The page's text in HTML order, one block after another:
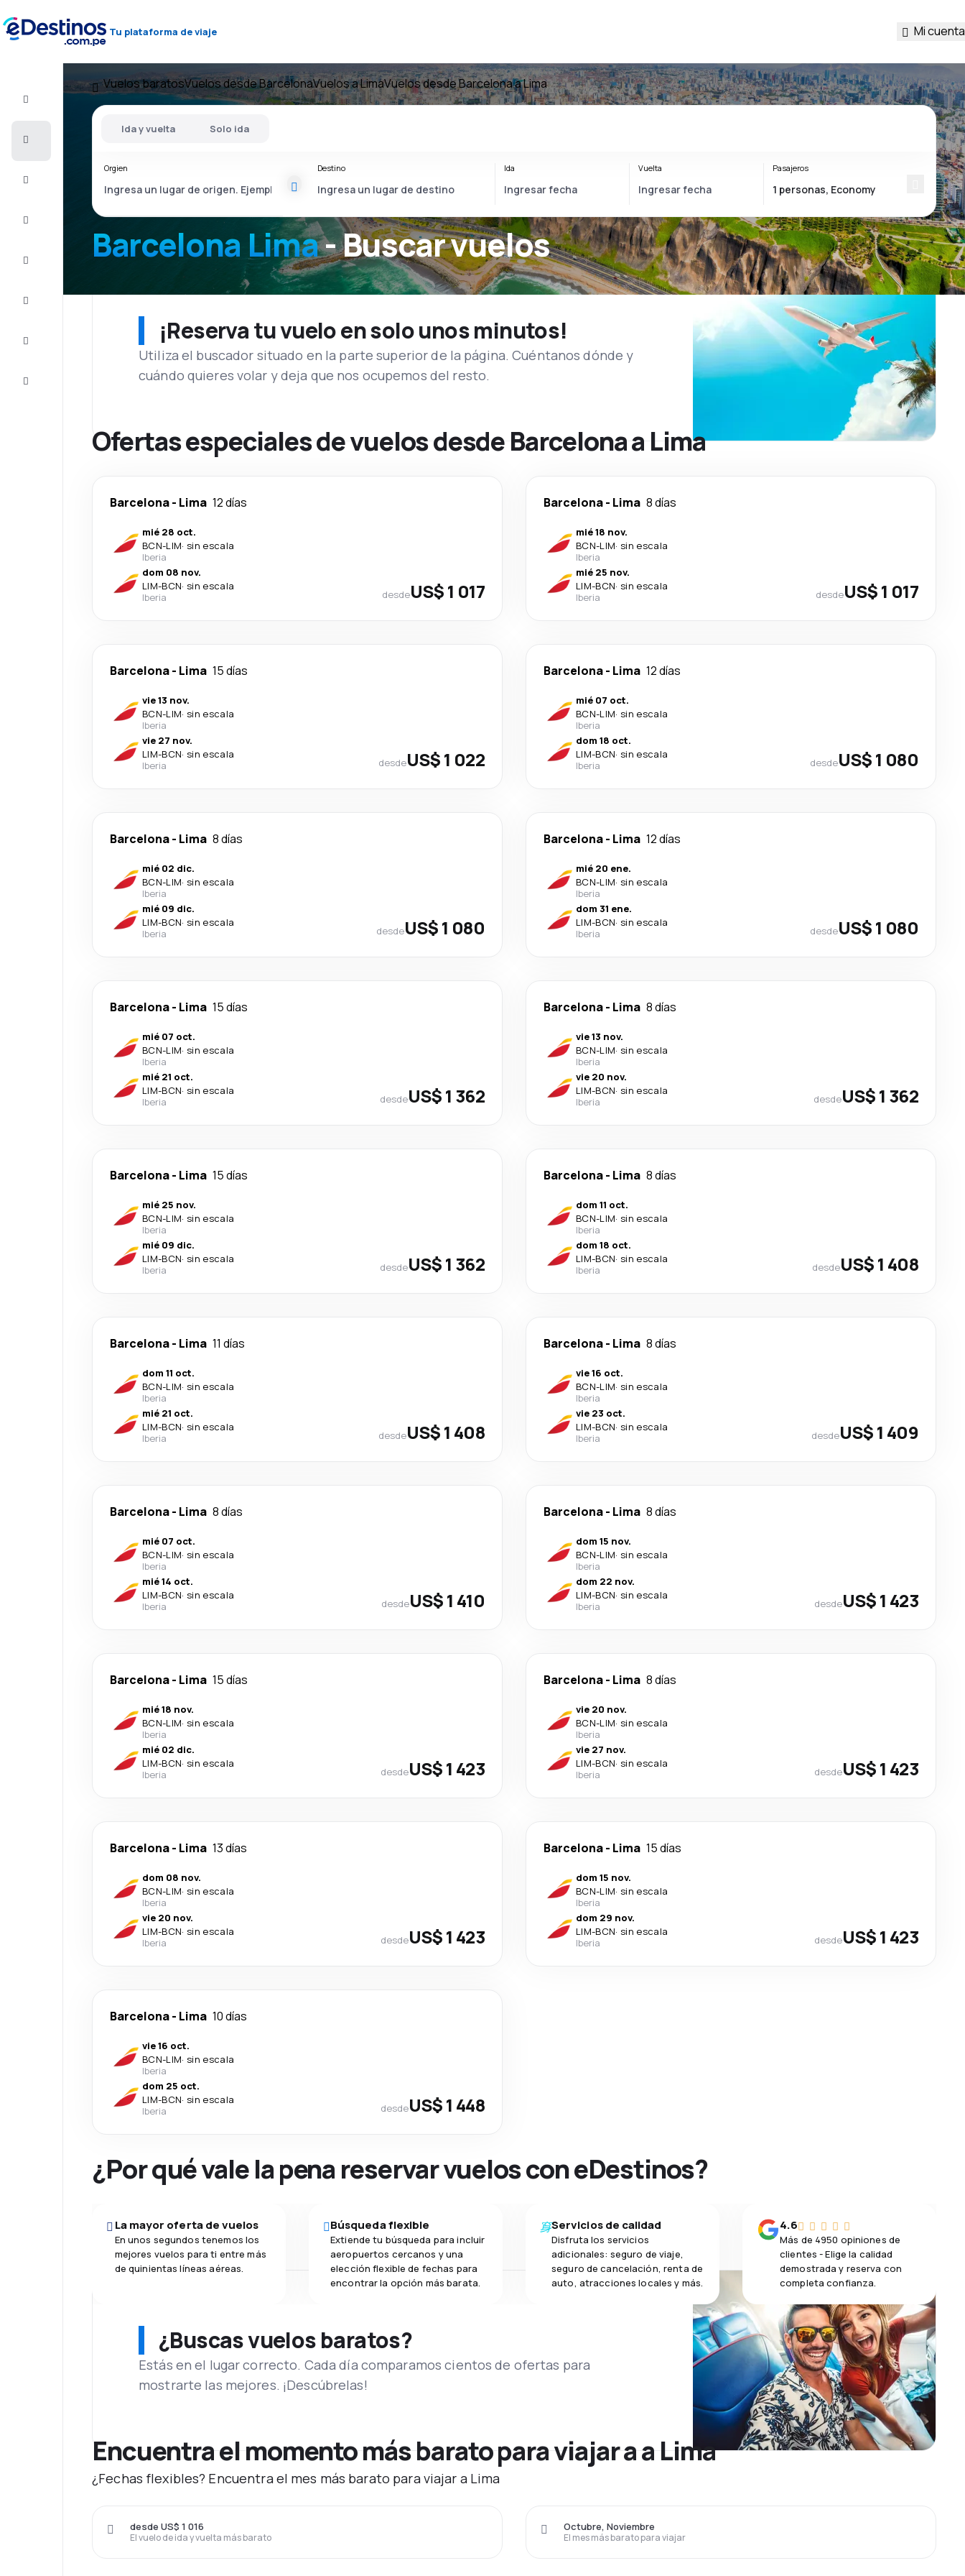
Tu plataforma de viaje Mi cuenta
Completa
Vuelos baratosVuelos desde BarcelonaVuelos a LimaVuelos desde Barcelona a Lima
Barcelona Lima- Buscar vuelos
Ida y vuelta Solo ida
Orgien Destino Ida Vuelta Pasajeros
¡Reserva tu vuelo en solo unos minutos!
Utiliza el buscador situado en la parte superior de la página. Cuéntanos dónde y
cuándo quieres volar y deja que nos ocupemos del resto.
Ofertas especiales de vuelos desde Barcelona a Lima
Barcelona- Lima 12 días
mié 28 oct.
BCN-LIM· sin escala
Iberia
dom 08 nov.
LIM-BCN· sin escala
Iberia
desdeUS$ 1 017
Barcelona- Lima 8 días
mié 18 nov.
BCN-LIM· sin escala
Iberia
mié 25 nov.
LIM-BCN· sin escala
Iberia
desdeUS$ 1 017
Barcelona- Lima 15 días
vie 13 nov.
BCN-LIM· sin escala
Iberia
vie 27 nov.
LIM-BCN· sin escala
Iberia
desdeUS$ 1 022
Barcelona- Lima 12 días
mié 07 oct.
BCN-LIM· sin escala
Iberia
dom 18 oct.
LIM-BCN· sin escala
Iberia
desdeUS$ 1 080
Barcelona- Lima 8 días
mié 02 dic.
BCN-LIM· sin escala
Iberia
mié 09 dic.
LIM-BCN· sin escala
Iberia
desdeUS$ 1 080
Barcelona- Lima 12 días
mié 20 ene.
BCN-LIM· sin escala
Iberia
dom 31 ene.
LIM-BCN· sin escala
Iberia
desdeUS$ 1 080
Barcelona- Lima 15 días
mié 07 oct.
BCN-LIM· sin escala
Iberia
mié 21 oct.
LIM-BCN· sin escala
Iberia
desdeUS$ 1 362
Barcelona- Lima 8 días
vie 13 nov.
BCN-LIM· sin escala
Iberia
vie 20 nov.
LIM-BCN· sin escala
Iberia
desdeUS$ 1 362
Barcelona- Lima 15 días
mié 25 nov.
BCN-LIM· sin escala
Iberia
mié 09 dic.
LIM-BCN· sin escala
Iberia
desdeUS$ 1 362
Barcelona- Lima 8 días
dom 11 oct.
BCN-LIM· sin escala
Iberia
dom 18 oct.
LIM-BCN· sin escala
Iberia
desdeUS$ 1 408
Barcelona- Lima 11 días
dom 11 oct.
BCN-LIM· sin escala
Iberia
mié 21 oct.
LIM-BCN· sin escala
Iberia
desdeUS$ 1 408
Barcelona- Lima 8 días
vie 16 oct.
BCN-LIM· sin escala
Iberia
vie 23 oct.
LIM-BCN· sin escala
Iberia
desdeUS$ 1 409
Barcelona- Lima 8 días
mié 07 oct.
BCN-LIM· sin escala
Iberia
mié 14 oct.
LIM-BCN· sin escala
Iberia
desdeUS$ 1 410
Barcelona- Lima 8 días
dom 15 nov.
BCN-LIM· sin escala
Iberia
dom 22 nov.
LIM-BCN· sin escala
Iberia
desdeUS$ 1 423
Barcelona- Lima 15 días
mié 18 nov.
BCN-LIM· sin escala
Iberia
mié 02 dic.
LIM-BCN· sin escala
Iberia
desdeUS$ 1 423
Barcelona- Lima 8 días
vie 20 nov.
BCN-LIM· sin escala
Iberia
vie 27 nov.
LIM-BCN· sin escala
Iberia
desdeUS$ 1 423
Barcelona- Lima 13 días
dom 08 nov.
BCN-LIM· sin escala
Iberia
vie 20 nov.
LIM-BCN· sin escala
Iberia
desdeUS$ 1 423
Barcelona- Lima 15 días
dom 15 nov.
BCN-LIM· sin escala
Iberia
dom 29 nov.
LIM-BCN· sin escala
Iberia
desdeUS$ 1 423
Barcelona- Lima 10 días
vie 16 oct.
BCN-LIM· sin escala
Iberia
dom 25 oct.
LIM-BCN· sin escala
Iberia
desdeUS$ 1 448
¿Por qué vale la pena reservar vuelos con eDestinos?
La mayor oferta de vuelos
En unos segundos tenemos los
mejores vuelos para ti entre más
de quinientas líneas aéreas.
Búsqueda flexible
Extiende tu búsqueda para incluir
aeropuertos cercanos y una
elección flexible de fechas para
encontrar la opción más barata.
Servicios de calidad
Disfruta los servicios
adicionales: seguro de viaje,
seguro de cancelación, renta de
auto, atracciones locales y más.
4.6
Más de 4950 opiniones de
clientes - Elige la calidad
demostrada y reserva con
completa confianza.
¿Buscas vuelos baratos?
Estás en el lugar correcto. Cada día comparamos cientos de ofertas para
mostrarte las mejores. ¡Descúbrelas!
Encuentra el momento más barato para viajar a a Lima
¿Fechas flexibles? Encuentra el mes más barato para viajar a Lima
El vuelo de ida y vuelta más barato
desde US$ 1 016
El mes más barato para viajar
Octubre, Noviembre